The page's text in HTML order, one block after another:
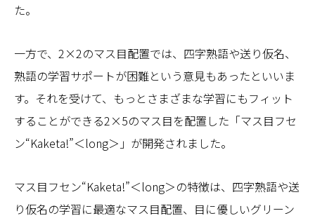
た。
一方で、2×2のマス目配置では、四字熟語や送り仮名、
熟語の学習サポートが困難という意見もあったといいま
す。それを受けて、もっとさまざまな学習にもフィット
することができる2×5のマス目を配置した「マス目フセ
ン“Kaketa!”＜long＞」が開発されました。
マス目フセン“Kaketa!”＜long＞の特徴は、四字熟語や送
り仮名の学習に最適なマス目配置、目に優しいグリーン